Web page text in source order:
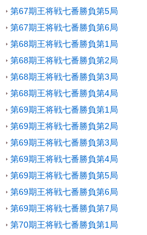
第67期王将戦七番勝負第5局
第67期王将戦七番勝負第6局
第68期王将戦七番勝負第1局
第68期王将戦七番勝負第2局
第68期王将戦七番勝負第3局
第68期王将戦七番勝負第4局
第69期王将戦七番勝負第1局
第69期王将戦七番勝負第2局
第69期王将戦七番勝負第3局
第69期王将戦七番勝負第4局
第69期王将戦七番勝負第5局
第69期王将戦七番勝負第6局
第69期王将戦七番勝負第7局
第70期王将戦七番勝負第1局